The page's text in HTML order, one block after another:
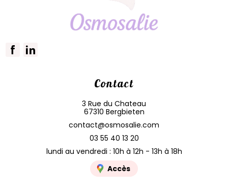
Contact
3 Rue du Chateau
67310 Bergbieten
contact@osmosalie.com
03 55 40 13 20
lundi au vendredi : 10h à 12h - 13h à 18h
Accès